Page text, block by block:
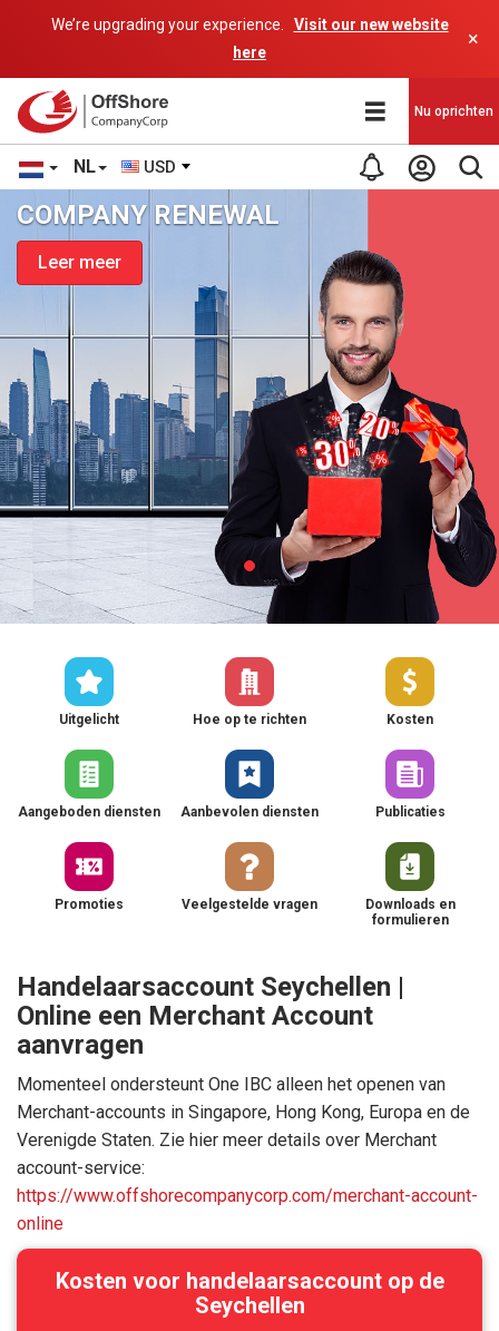
We’re upgrading your experience.
Visit our new website
here
×
NL USD
Nu oprichten
COMPANY RENEWAL
Leer meer
Uitgelicht Hoe op te richten Kosten
Aangeboden diensten Aanbevolen diensten Publicaties
Promoties Veelgestelde vragen
Downloads en
formulieren
Handelaarsaccount Seychellen |
Online een Merchant Account
aanvragen
Momenteel ondersteunt One IBC alleen het openen van
Merchant-accounts in Singapore, Hong Kong, Europa en de
Verenigde Staten. Zie hier meer details over Merchant
account-service:
https://www.offshorecompanycorp.com/merchant-account-
online
Kosten voor handelaarsaccount op de
Seychellen